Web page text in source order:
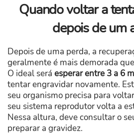
Quando voltar a
depois de um
Depois de uma perda, a
geralmente é mais demorada
O ideal será esperar entre 3 a 6
tentar engravidar novamente.
seu organismo precisa para
seu sistema reprodutor volta a
Nessa altura, deve consultar o
preparar a gravidez.